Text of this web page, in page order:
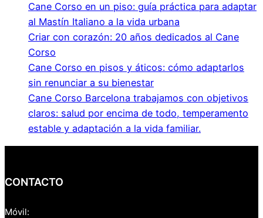
Cane Corso en un piso: guía práctica para adaptar
al Mastín Italiano a la vida urbana
Criar con corazón: 20 años dedicados al Cane
Corso
Cane Corso en pisos y áticos: cómo adaptarlos
sin renunciar a su bienestar
Cane Corso Barcelona trabajamos con objetivos
claros: salud por encima de todo, temperamento
estable y adaptación a la vida familiar.
CONTACTO
Móvil: